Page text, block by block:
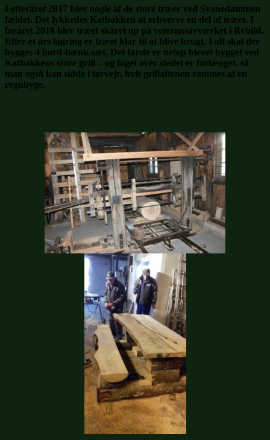
I efteråret 2017 blev nogle af de store træer ved Svanedammen
fældet. Det lykkedes Katbakken at erhverve en del af træet. I
foråret 2018 blev træet skåret op på veteransavværket i Rebild.
Efter et års lagring er træet klar til at blive brugt. I alt skal der
bygges 4 bord-bænk-sæt. Det første er netop blevet bygget ved
Katbakkens store grill – og taget over stedet er forlænget, så
man også kan sidde i tørvejr, hvis grillaftenen rammes af en
regnbyge.